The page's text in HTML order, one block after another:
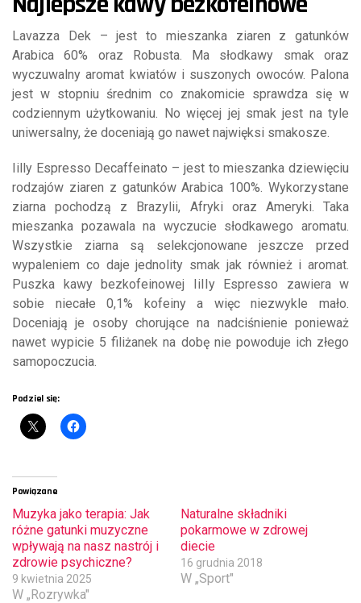
Lavazza Dek – jest to mieszanka ziaren z gatunków
Arabica 60% oraz Robusta. Ma słodkawy smak oraz
wyczuwalny aromat kwiatów i suszonych owoców. Palona
jest w stopniu średnim co znakomicie sprawdza się w
codziennym użytkowaniu. No więcej jej smak jest na tyle
uniwersalny, że doceniają go nawet najwięksi smakosze.
Iilly Espresso Decaffeinato – jest to mieszanka dziewięciu
rodzajów ziaren z gatunków Arabica 100%. Wykorzystane
ziarna pochodzą z Brazylii, Afryki oraz Ameryki. Taka
mieszanka pozawala na wyczucie słodkawego aromatu.
Wszystkie ziarna są selekcjonowane jeszcze przed
wypaleniem co daje jednolity smak jak również i aromat.
Puszka kawy bezkofeinowej IiIIy Espresso zawiera w
sobie niecałe 0,1% kofeiny a więc niezwykle mało.
Doceniają je osoby chorujące na nadciśnienie ponieważ
nawet wypicie 5 filiżanek na dobę nie powoduje ich złego
samopoczucia.
Podziel się:
Powiązane
Muzyka jako terapia: Jak
różne gatunki muzyczne
wpływają na nasz nastrój i
zdrowie psychiczne?
9 kwietnia 2025
W „Rozrywka"
Naturalne składniki
pokarmowe w zdrowej
diecie
16 grudnia 2018
W „Sport"